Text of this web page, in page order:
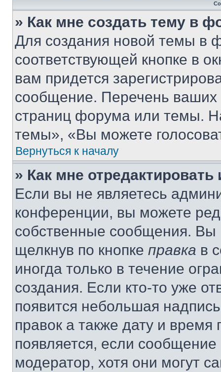
» Как мне создать тему в
Для создания новой темы в
соответствующей кнопке в
вам придется
сообщение. Перечень ваших
страниц форума или темы.
темы», «Вы можете
Вернуться к началу
» Как мне
Если вы не являетесь
конференции, вы можете
собственные сообщения. Вы
щелкнув по кнопке правка в
иногда только в течение
создания. Если кто-то уже
появится небольшая
правок а также дату и
появляется, если
модератор, хотя они могут